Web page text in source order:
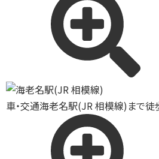
車・交通海老名駅(JR 相模線)まで徒